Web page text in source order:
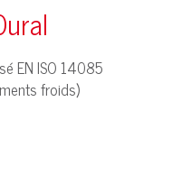
EN ISO 14085
froids)